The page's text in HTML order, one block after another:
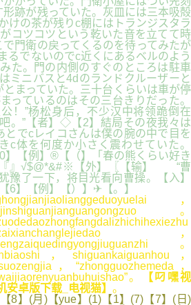
跡が残っていた。灰皿には三本吸殻
けの茶が残りc棚にはトランジスタラ
コツコツという乾いた音を立てて時
門衛の戻ってくるのを待ってみたが
るでないのでc近くにあるベルのよう
た。門の内側のすぐのところは駐車
ミニバスと4dのランドクルーザーと
まっていた。三十台くらいは車が停
っているのはその三台きりだった。
”杨松身后，不少汉中将领跪倒在
。”【者】◇【2】結局その夜我々は
とでcレイコさんは僕の腕の中で目を
c体を何度か小さく震わせていた。
【例】®【（】「春の熊くらい好き
『』√$@*&#※【外】〖【输】 “曹
了一下，将目光看向曹操。【入】
6】【例】【）】✈【。】
，
。
，
。
，shiguankaiguanhou，
，“zhongguozhemeda，
。
【叼嘿视
卓版下载_电视猫】 。
(月)【yue】(1)【1】(7)【7】(日)